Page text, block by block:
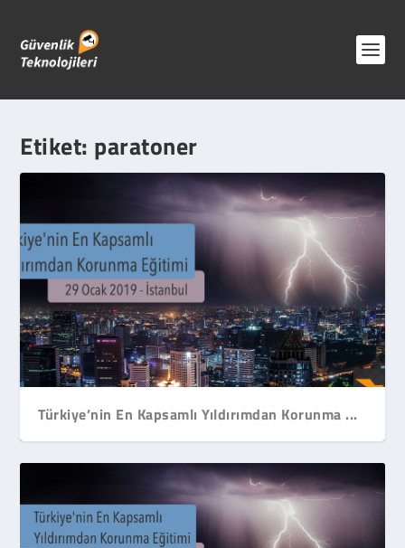
Etiket: paratoner
Türkiye’nin En Kapsamlı Yıldırımdan Korunma ...